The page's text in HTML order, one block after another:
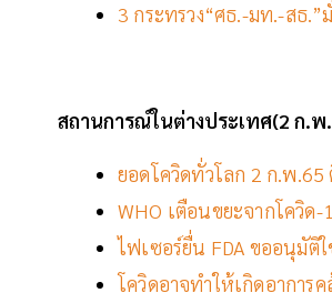
3 กระทรวง“ศธ.-มท.-สธ
สถานการณ์ในต่างประเทศ(2 ก.พ
ยอดโควิดทั่วโลก 2 ก.พ.65
WHO เตือนขยะจากโควิ
ไฟเซอร์ยื่น FDA ขออนุมัติ
โควิดอาจทำให้เกิดอาการ